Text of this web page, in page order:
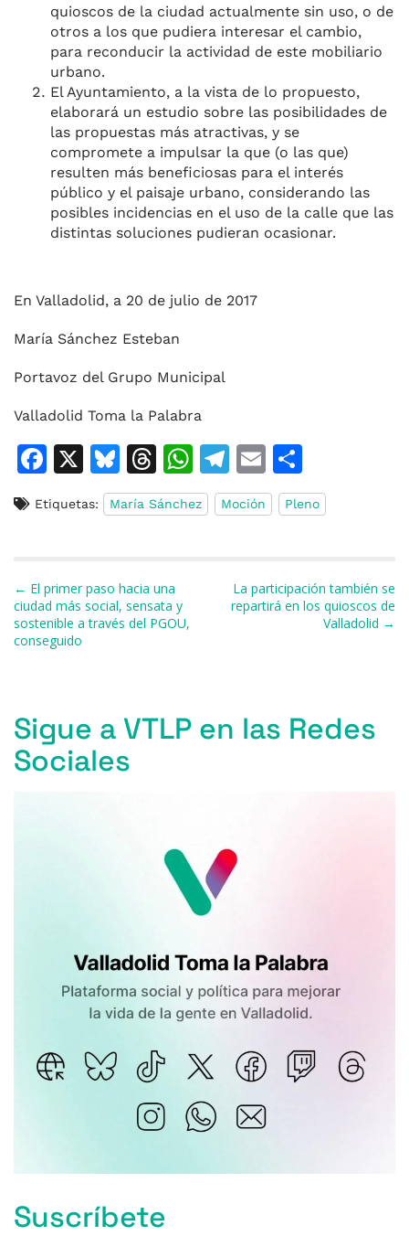
quioscos de la ciudad actualmente sin uso, o de
otros a los que pudiera interesar el cambio,
para reconducir la actividad de este mobiliario
urbano.
El Ayuntamiento, a la vista de lo propuesto,
elaborará un estudio sobre las posibilidades de
las propuestas más atractivas, y se
compromete a impulsar la que (o las que)
resulten más beneficiosas para el interés
público y el paisaje urbano, considerando las
posibles incidencias en el uso de la calle que las
distintas soluciones pudieran ocasionar.
En Valladolid, a 20 de julio de 2017
María Sánchez Esteban
Portavoz del Grupo Municipal
Valladolid Toma la Palabra
F
c
b
o
o
X
Bl
u
e
k
y
T
h
re
s
W
h
at
T
el
e
a
m
E
m
ai
o
m
ar
ti
Etiquetas: María Sánchez Moción Pleno
Navegación de entradas
← El primer paso hacia una
ciudad más social, sensata y
sostenible a través del PGOU,
conseguido
La participación también se
repartirá en los quioscos de
Valladolid →
Sigue a VTLP en las Redes
Sociales
Suscríbete